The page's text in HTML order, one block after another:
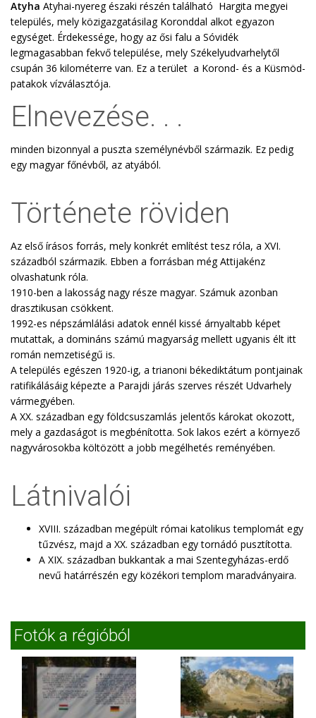
Atyha Atyhai-nyereg északi részén található Hargita megyei
település, mely közigazgatásilag Koronddal alkot egyazon
egységet. Érdekessége, hogy az ősi falu a Sóvidék
legmagasabban fekvő települése, mely Székelyudvarhelytől
csupán 36 kilométerre van. Ez a terület a Korond- és a Küsmöd-
patakok vízválasztója.
Elnevezése. . .
minden bizonnyal a puszta személynévből származik. Ez pedig
egy magyar főnévből, az atyából.
Története röviden
Az első írásos forrás, mely konkrét említést tesz róla, a XVI.
századból származik. Ebben a forrásban még Attijakénz
olvashatunk róla.
1910-ben a lakosság nagy része magyar. Számuk azonban
drasztikusan csökkent.
1992-es népszámlálási adatok ennél kissé árnyaltabb képet
mutattak, a domináns számú magyarság mellett ugyanis élt itt
román nemzetiségű is.
A település egészen 1920-ig, a trianoni békediktátum pontjainak
ratifikálásáig képezte a Parajdi járás szerves részét Udvarhely
vármegyében.
A XX. században egy földcsuszamlás jelentős károkat okozott,
mely a gazdaságot is megbénította. Sok lakos ezért a környező
nagyvárosokba költözött a jobb megélhetés reményében.
Látnivalói
XVIII. században megépült római katolikus templomát egy
tűzvész, majd a XX. században egy tornádó pusztította.
A XIX. században bukkantak a mai Szentegyházas-erdő
nevű határrészén egy közékori templom maradványaira.
Fotók a régióból